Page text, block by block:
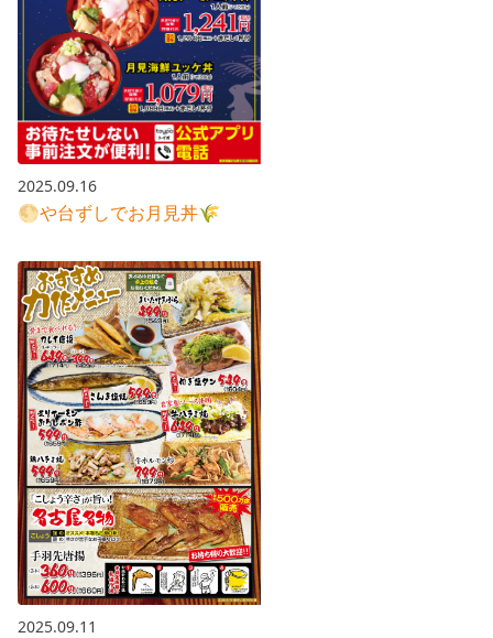
2025.09.16
🌕や台ずしでお月見丼🌾
2025.09.11